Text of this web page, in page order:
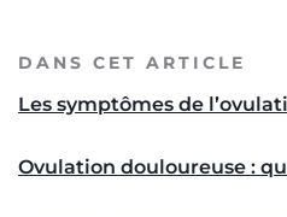
DANS CET ARTICLE
Les symptômes de
Ovulation douloureuse :